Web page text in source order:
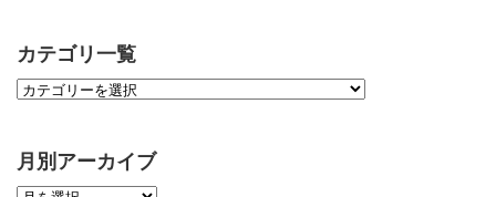
カテゴリ一覧
月別アーカイブ